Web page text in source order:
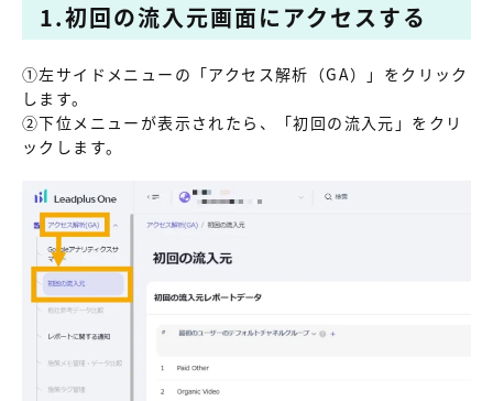
1.初回の流入元画面にアクセスする
①左サイドメニューの「アクセス解析（GA）」をクリック
します。
②下位メニューが表示されたら、「初回の流入元」をクリ
ックします。